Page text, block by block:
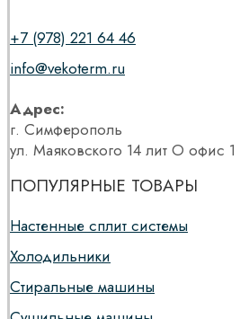
+7 (978) 221 64 46
info@vekoterm.ru
Адрес:
г. Симферополь
ул. Маяковского 14 лит О офис 1
ПОПУЛЯРНЫЕ ТОВАРЫ
Настенные сплит системы
Холодильники
Стиральные машины